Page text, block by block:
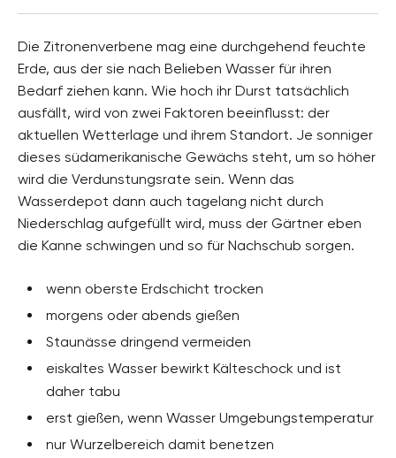
Die Zitronenverbene mag eine durchgehend feuchte
Erde, aus der sie nach Belieben Wasser für ihren
Bedarf ziehen kann. Wie hoch ihr Durst tatsächlich
ausfällt, wird von zwei Faktoren beeinflusst: der
aktuellen Wetterlage und ihrem Standort. Je sonniger
dieses südamerikanische Gewächs steht, um so höher
wird die Verdunstungsrate sein. Wenn das
Wasserdepot dann auch tagelang nicht durch
Niederschlag aufgefüllt wird, muss der Gärtner eben
die Kanne schwingen und so für Nachschub sorgen.
wenn oberste Erdschicht trocken
morgens oder abends gießen
Staunässe dringend vermeiden
eiskaltes Wasser bewirkt Kälteschock und ist
daher tabu
erst gießen, wenn Wasser Umgebungstemperatur
nur Wurzelbereich damit benetzen